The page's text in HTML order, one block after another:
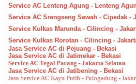
Service AC Lenteng Agung - Lenteng
Service AC Srengseng Sawah - Cipedak -
Service Kulkas Marunda - Cilincing -
Service Kulkas Rorotan - Cilincing -
Jasa Service AC di Pejuang - Bekasi
Jasa Service AC di Jatimekar - Bekasi
Service AC Tegal Parang - Jakarta Selatan
Jasa Service AC di Jatibening - Bekasi
Jasa Service AC Kayu Putih - Pulogadung -